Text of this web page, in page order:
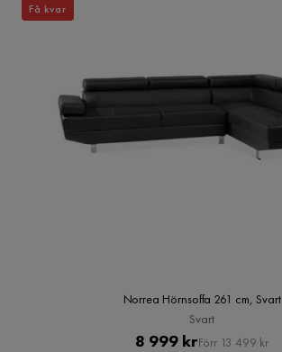
Norrea Hörnsoffa 261 cm, Svart
Svart
Pris
8 999 krOriginal
Förr 13 499 kr
Få kvar